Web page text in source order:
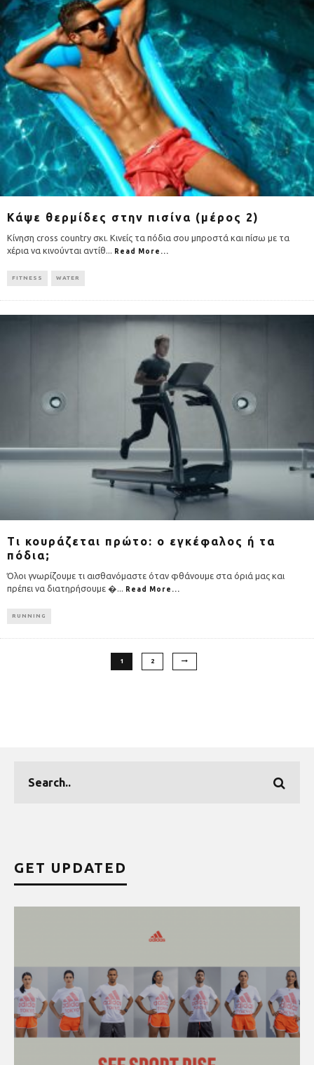
Κάψε θερμίδες στην πισίνα (μέρος 2)
Κίνηση cross country σκι. Κινείς τα πόδια σου μπροστά και πίσω με τα
χέρια να κινούνται αντίθ... Read More...
FITNESS WATER
Τι κουράζεται πρώτο: ο εγκέφαλος ή τα
πόδια;
Όλοι γνωρίζουμε τι αισθανόμαστε όταν φθάνουμε στα όριά μας και
πρέπει να διατηρήσουμε �... Read More...
RUNNING
1 2
GET UPDATED